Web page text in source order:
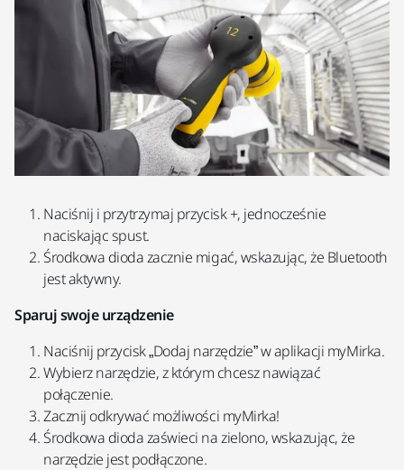
Naciśnij i przytrzymaj przycisk +, jednocześnie
naciskając spust.
Środkowa dioda zacznie migać, wskazując, że Bluetooth
jest aktywny.
Sparuj swoje urządzenie
Naciśnij przycisk „Dodaj narzędzie” w aplikacji myMirka.
Wybierz narzędzie, z którym chcesz nawiązać
połączenie.
Zacznij odkrywać możliwości myMirka!
Środkowa dioda zaświeci na zielono, wskazując, że
narzędzie jest podłączone.